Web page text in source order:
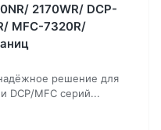
2170WR/ DCP-
MFC-7320R/
решение для
DCP/MFC серий...